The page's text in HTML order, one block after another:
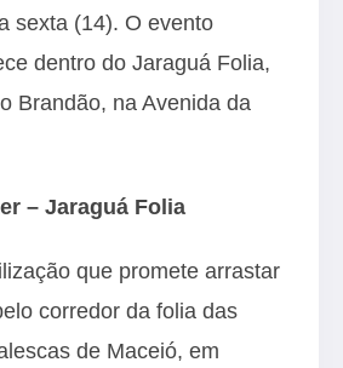
sexta (14). O evento
dentro do Jaraguá Folia,
Brandão, na Avenida da
– Jaraguá Folia
que promete arrastar
corredor da folia das
de Maceió, em